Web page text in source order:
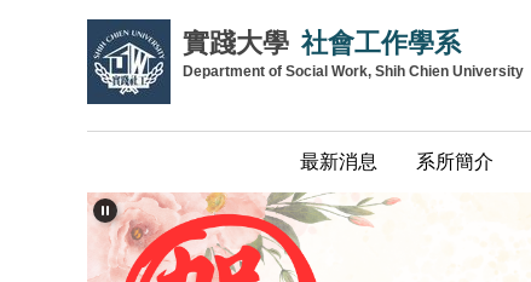
實踐大學 社會工作學系
Department of Social Work, Shih Chien University
最新消息 系所簡介